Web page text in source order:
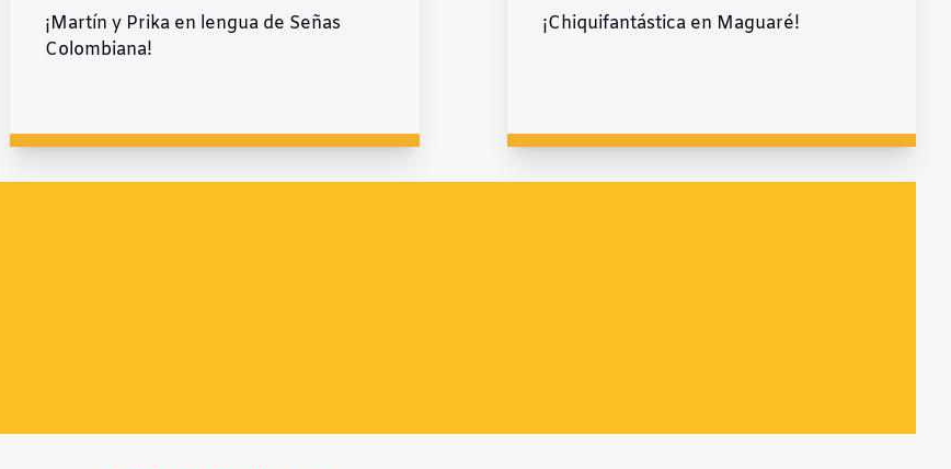
¡Martín y Prika en lengua de Señas
Colombiana!
¡Chiquifantástica en Maguaré!